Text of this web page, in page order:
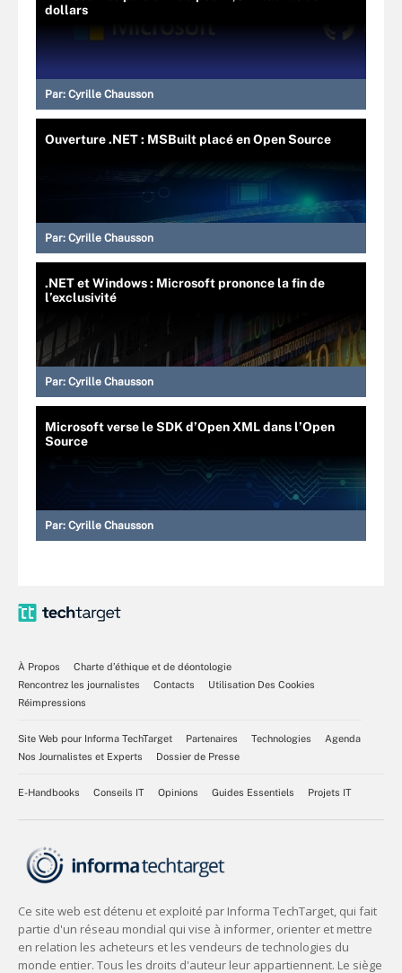
dollars
Par: Cyrille Chausson
Ouverture .NET : MSBuilt placé en Open Source
Par: Cyrille Chausson
.NET et Windows : Microsoft prononce la fin de
l’exclusivité
Par: Cyrille Chausson
Microsoft verse le SDK d’Open XML dans l’Open
Source
Par: Cyrille Chausson
À Propos
Charte d’éthique et de déontologie
Rencontrez les journalistes
Contacts
Utilisation Des Cookies
Réimpressions
Site Web pour Informa TechTarget Partenaires Technologies
Agenda
Nos Journalistes et Experts
Dossier de Presse
E-Handbooks Conseils IT Opinions Guides Essentiels Projets IT